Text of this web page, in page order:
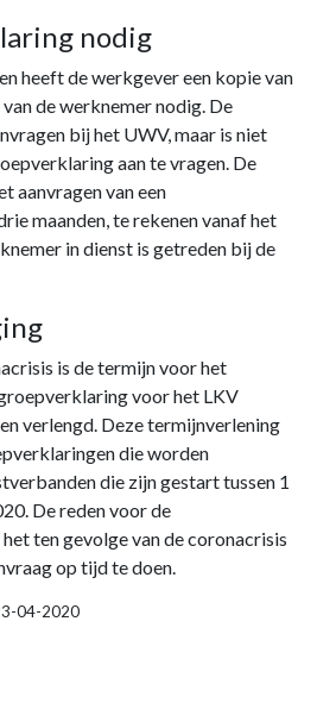
nodig
heeft de werkgever een kopie van
de werknemer nodig. De
bij het UWV, maar is niet
aan te vragen. De
aanvragen van een
maanden, te rekenen vanaf het
in dienst is getreden bij de
is de termijn voor het
voor het LKV
verlengd. Deze termijnverlening
die worden
die zijn gestart tussen 1
De reden voor de
ten gevolge van de coronacrisis
op tijd te doen.
04-2020